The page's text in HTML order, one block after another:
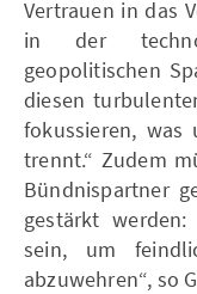
Vertrauen in das
in der
geopolitischen
diesen
fokussieren,
trennt.“ Zudem
Bündnispartner
gestärkt
sein, um
abzuwehren“, so